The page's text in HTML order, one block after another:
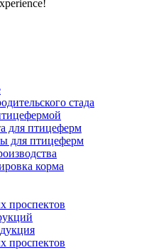
стада
для птицеферм
для птицеферм
корма
проспектов
проспектов